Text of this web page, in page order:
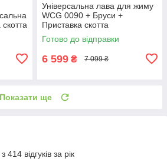
Універсальна лава для жиму
WCG 0090 + Бруси +
Приставка скотта
Готово до відправки
6 599 ₴ 7 099 ₴
Показати ще
відгуків за рік